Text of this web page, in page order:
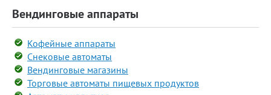
Вендинговые аппараты
Кофейные аппараты
Снековые автоматы
Вендинговые магазины
Торговые автоматы пищевых продуктов